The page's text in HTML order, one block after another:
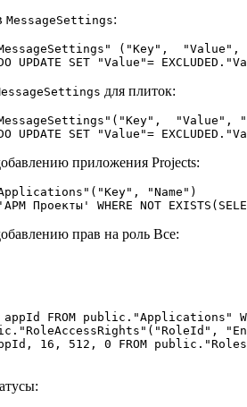
MessageSettings:
("Key",
UPDATE SET "Value"=
для плиток:
UPDATE SET "Value"=
приложения Projects:
"Name")
Проекты' WHERE NOT
прав на роль Все:
FROM public."Applications"
16, 512, 0 FROM